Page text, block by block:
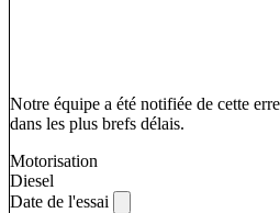
Notre équipe a été notifiée de cette
dans les plus brefs délais.
Motorisation
Diesel
Date de l'essai